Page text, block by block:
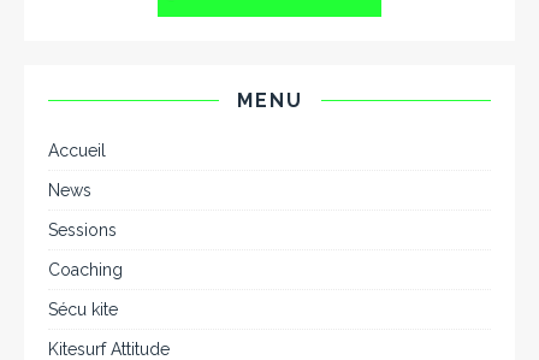
MENU
Accueil
News
Sessions
Coaching
Sécu kite
Kitesurf Attitude